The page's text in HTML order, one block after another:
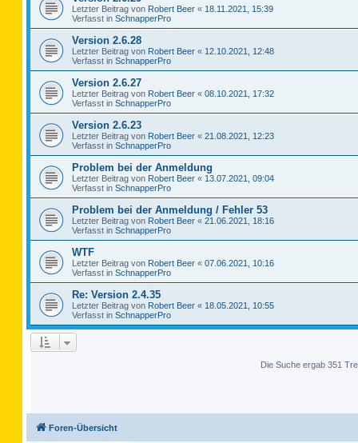
Letzter Beitrag von Robert Beer « 18.11.2021, 15:39
Verfasst in SchnapperPro
Version 2.6.28
Letzter Beitrag von Robert Beer « 12.10.2021, 12:48
Verfasst in SchnapperPro
Version 2.6.27
Letzter Beitrag von Robert Beer « 08.10.2021, 17:32
Verfasst in SchnapperPro
Version 2.6.23
Letzter Beitrag von Robert Beer « 21.08.2021, 12:23
Verfasst in SchnapperPro
Problem bei der Anmeldung
Letzter Beitrag von Robert Beer « 13.07.2021, 09:04
Verfasst in SchnapperPro
Problem bei der Anmeldung / Fehler 53
Letzter Beitrag von Robert Beer « 21.06.2021, 18:16
Verfasst in SchnapperPro
WTF
Letzter Beitrag von Robert Beer « 07.06.2021, 10:16
Verfasst in SchnapperPro
Re: Version 2.4.35
Letzter Beitrag von Robert Beer « 18.05.2021, 10:55
Verfasst in SchnapperPro
Die Suche ergab 351
Foren-Übersicht